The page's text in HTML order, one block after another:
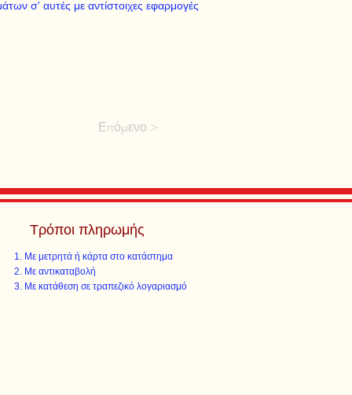
σ' αυτές με αντίστοιχες εφαρμογές
Επόμενο >
Τρόποι πληρωμής
Με μετρητά ή κάρτα στο κατάστημα
Με αντικαταβολή
Με κατάθεση σε τραπεζικό λογαριασμό